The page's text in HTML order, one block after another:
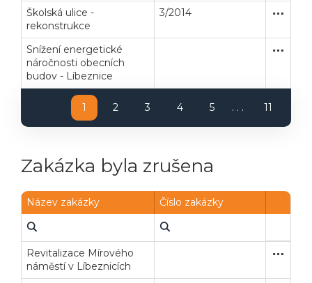
Školská ulice -
rekonstrukce
3/2014
Snížení energetické
náročnosti obecních
budov - Líbeznice
1 2 3 4 5 . . . 11
Zakázka byla zrušena
Název zakázky Číslo zakázky
Revitalizace Mírového
náměstí v Líbeznicích
Veřejné zakázky Zadavatel Webináře
Powered by chaterimo